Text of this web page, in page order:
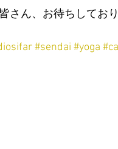
さん、お待ちしてお
#sendai #yoga